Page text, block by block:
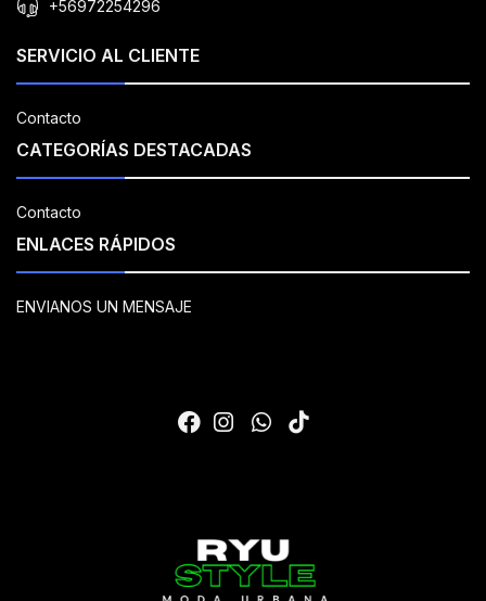
+56972254296
SERVICIO AL CLIENTE
Contacto
CATEGORÍAS DESTACADAS
Contacto
ENLACES RÁPIDOS
ENVIANOS UN MENSAJE